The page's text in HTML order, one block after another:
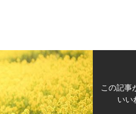
この記事
いい